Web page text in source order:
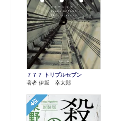
７７７ トリプルセブン
著者 伊坂 幸太郎
4位